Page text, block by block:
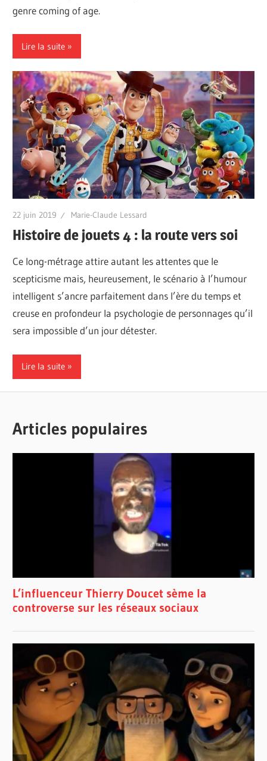
genre coming of age.
Lire la suite
22 juin 2019 Marie-Claude Lessard
Histoire de jouets 4 : la route vers soi
Ce long-métrage attire autant les attentes que le
scepticisme mais, heureusement, le scénario à l’humour
intelligent s’ancre parfaitement dans l’ère du temps et
creuse en profondeur la psychologie de personnages qu’il
sera impossible d’un jour détester.
Lire la suite
Articles populaires